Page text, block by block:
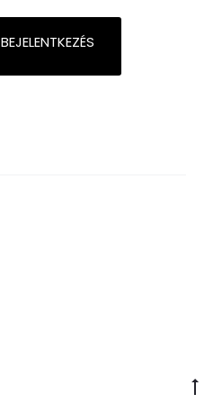
BEJELENTKEZÉS